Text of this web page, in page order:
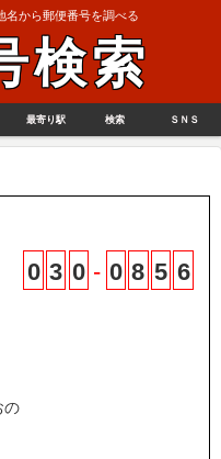
名から郵便番号を調べる
検索
最寄り駅 検索 ＳＮＳ
0 3 0 - 0 8 5 6
の